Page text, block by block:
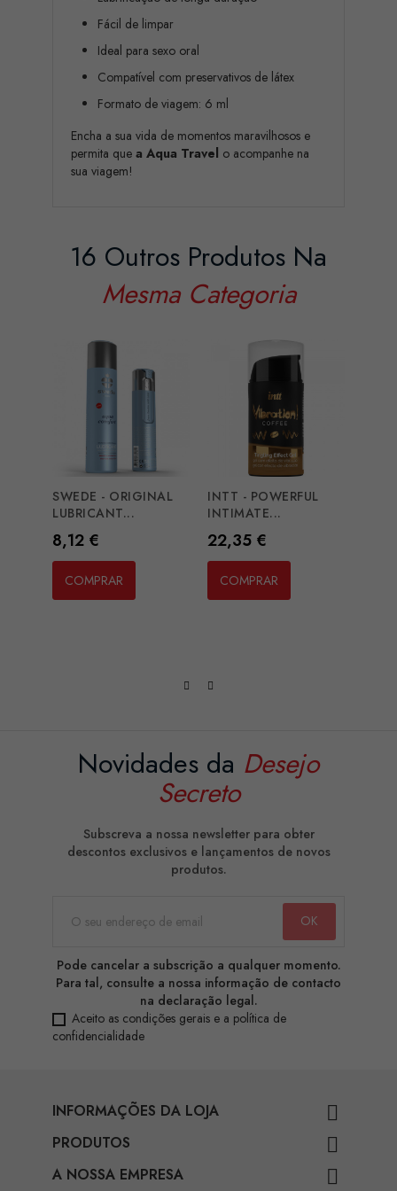
Fácil de limpar
Ideal para sexo oral
Compatível com preservativos de látex
Formato de viagem: 6 ml
Encha a sua vida de momentos maravilhosos e
permita que a Aqua Travel o acompanhe na
sua viagem!
16 Outros Produtos Na
Mesma Categoria
SWEDE - ORIGINAL
LUBRICANT...
Preço
8,12 €
COMPRAR
INTT - POWERFUL
INTIMATE...
Preço
22,35 €
COMPRAR
Novidades da Desejo
Secreto
Subscreva a nossa newsletter para obter
descontos exclusivos e lançamentos de novos
produtos.
Pode cancelar a subscrição a qualquer momento.
Para tal, consulte a nossa informação de contacto
na declaração legal.
Aceito as condições gerais e a política de
confidencialidade
INFORMAÇÕES DA LOJA 
PRODUTOS 
A NOSSA EMPRESA 